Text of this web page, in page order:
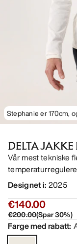
Stephanie er 170cm,
DELTA
Vår mest tekniske
Designet i: 2025
€140.00
€200.00(Spar30%)
Farge med rabatt: